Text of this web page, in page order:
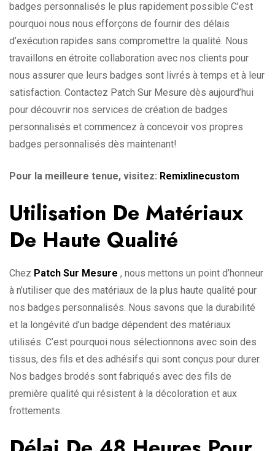
badges personnalisés le plus rapidement possible C’est
pourquoi nous nous efforçons de fournir des délais
d’exécution rapides sans compromettre la qualité. Nous
travaillons en étroite collaboration avec nos clients pour
nous assurer que leurs badges sont livrés à temps et à leur
satisfaction. Contactez Patch Sur Mesure dès aujourd’hui
pour découvrir nos services de création de badges
personnalisés et commencez à concevoir vos propres
badges personnalisés dès maintenant!
Pour la meilleure tenue, visitez: Remixlinecustom
Utilisation De Matériaux
De Haute Qualité
Chez Patch Sur Mesure , nous mettons un point d’honneur
à n’utiliser que des matériaux de la plus haute qualité pour
nos badges personnalisés. Nous savons que la durabilité
et la longévité d’un badge dépendent des matériaux
utilisés. C’est pourquoi nous sélectionnons avec soin des
tissus, des fils et des adhésifs qui sont conçus pour durer.
Nos badges brodés sont fabriqués avec des fils de
première qualité qui résistent à la décoloration et aux
frottements.